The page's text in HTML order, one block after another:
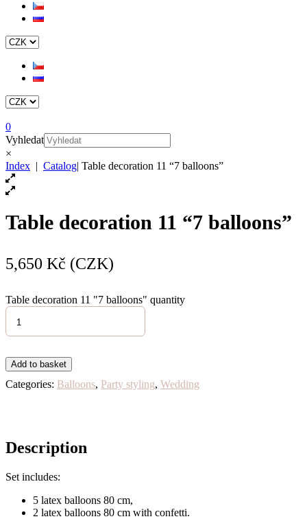
0
Vyhledat
×
Index | Catalog| Table decoration 11 “7 balloons”
Table decoration 11 “7 balloons”
5,650 Kč (CZK)
Table decoration 11 "7 balloons" quantity
Add to basket
Categories: Balloons, Party styling, Wedding
Description
Set includes:
5 latex balloons 80 cm,
2 latex balloons 80 cm with confetti.